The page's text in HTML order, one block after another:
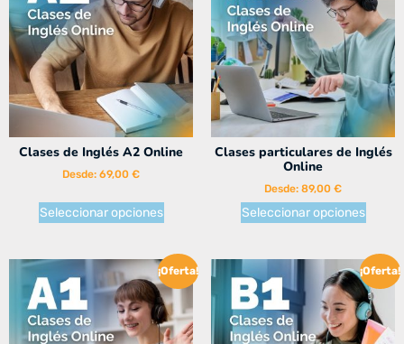
Clases de Inglés A2 Online
Desde: 69,00 €
Seleccionar opciones
Clases particulares de Inglés
Online
Desde: 89,00 €
Seleccionar opciones
¡Oferta! ¡Oferta!